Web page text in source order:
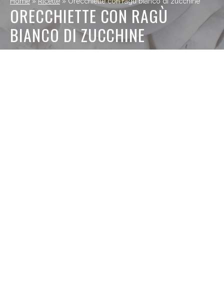
ORECCHIETTE CON RAGÙ
BIANCO DI ZUCCHINE